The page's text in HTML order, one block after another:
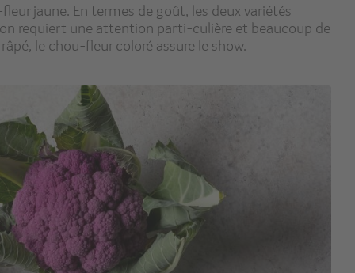
jaune. En termes de goût, les deux variétés
requiert une attention parti-culière et beaucoup de
le chou-fleur coloré assure le show.